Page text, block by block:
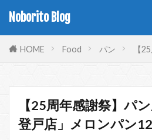
Noborito Blog
HOME Food パン 【
【25周年感謝祭】パ
登戸店」メロンパン